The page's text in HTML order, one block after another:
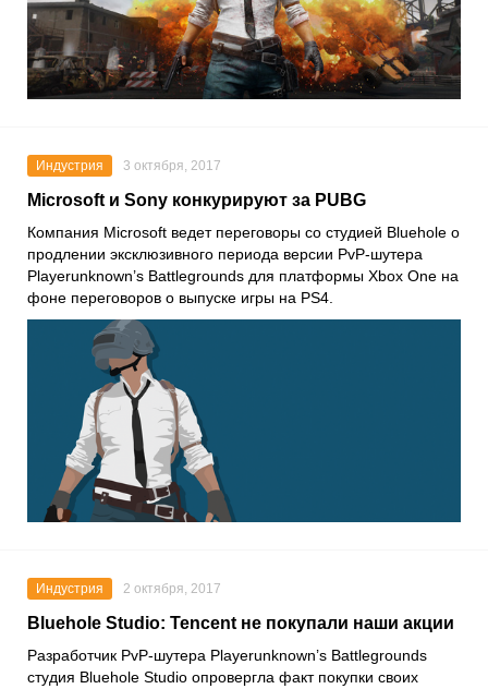
Индустрия 3 октября, 2017
Microsoft и Sony конкурируют за PUBG
Компания Microsoft ведет переговоры со студией Bluehole о
продлении эксклюзивного периода версии PvP-шутера
Playerunknown’s Battlegrounds для платформы Xbox One на
фоне переговоров о выпуске игры на PS4.
Индустрия 2 октября, 2017
Bluehole Studio: Tencent не покупали наши акции
Разработчик PvP-шутера Playerunknown’s Battlegrounds
студия Bluehole Studio опровергла факт покупки своих